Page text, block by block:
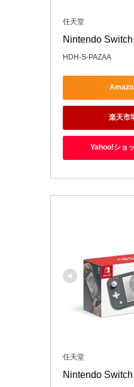
任天堂
Nintendo
HDH-S-PAZAA
楽天市
Yahoo!ショ
任天堂
Nintendo